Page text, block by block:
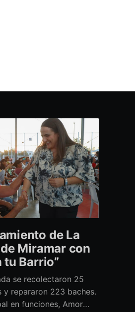
de La
Miramar con
tu Barrio”
se recolectaron 25
y repararon 223 baches.
en funciones, Amor